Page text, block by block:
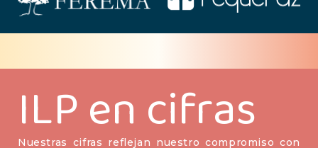
ILP en cifras
Nuestras cifras reflejan nuestro compromiso con